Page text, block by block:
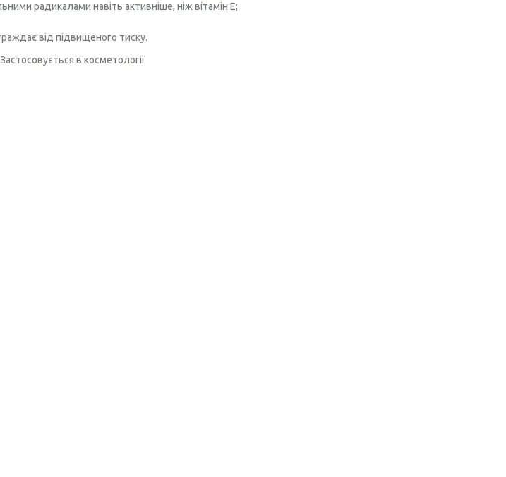
радикалами навіть активніше, ніж вітамін Е;
від підвищеного тиску.
в косметології